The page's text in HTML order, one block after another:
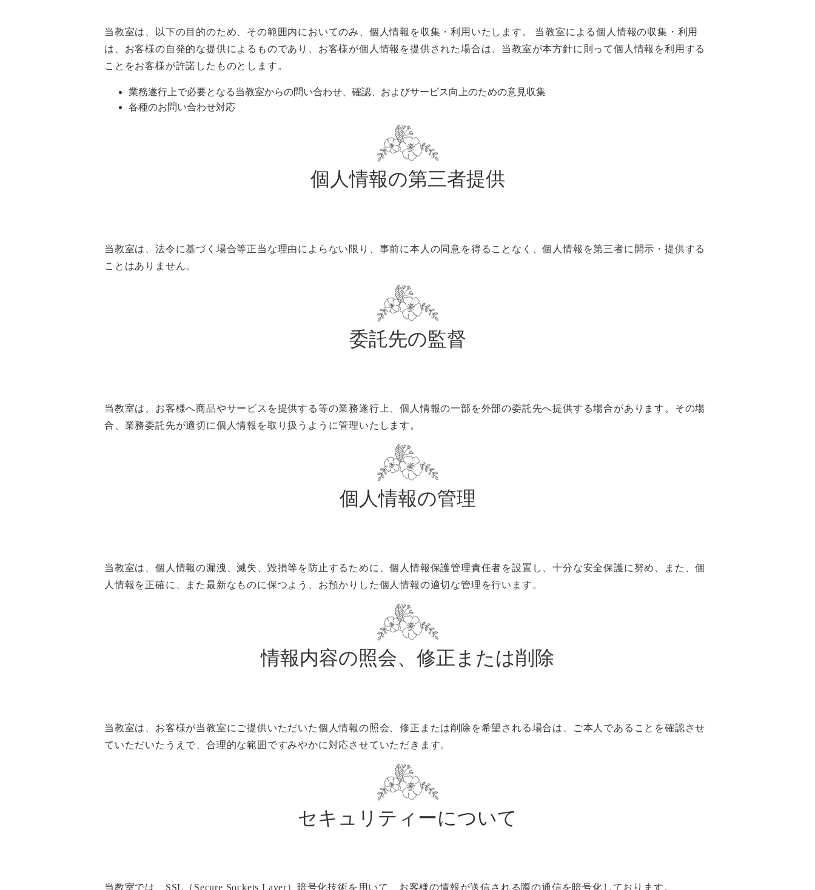
当教室は、以下の目的のため、その範囲内においてのみ、個人情報を収集・利用いたします。 当教室による個人情報の収集・利用
は、お客様の自発的な提供によるものであり、お客様が個人情報を提供された場合は、当教室が本方針に則って個人情報を利用する
ことをお客様が許諾したものとします。
業務遂行上で必要となる当教室からの問い合わせ、確認、およびサービス向上のための意見収集
各種のお問い合わせ対応
個人情報の第三者提供
当教室は、法令に基づく場合等正当な理由によらない限り、事前に本人の同意を得ることなく、個人情報を第三者に開示・提供する
ことはありません。
委託先の監督
当教室は、お客様へ商品やサービスを提供する等の業務遂行上、個人情報の一部を外部の委託先へ提供する場合があります。その場
合、業務委託先が適切に個人情報を取り扱うように管理いたします。
個人情報の管理
当教室は、個人情報の漏洩、滅失、毀損等を防止するために、個人情報保護管理責任者を設置し、十分な安全保護に努め、また、個
人情報を正確に、また最新なものに保つよう、お預かりした個人情報の適切な管理を行います。
情報内容の照会、修正または削除
当教室は、お客様が当教室にご提供いただいた個人情報の照会、修正または削除を希望される場合は、ご本人であることを確認させ
ていただいたうえで、合理的な範囲ですみやかに対応させていただきます。
セキュリティーについて
当教室では、SSL（Secure Sockets Layer）暗号化技術を用いて、お客様の情報が送信される際の通信を暗号化しております。